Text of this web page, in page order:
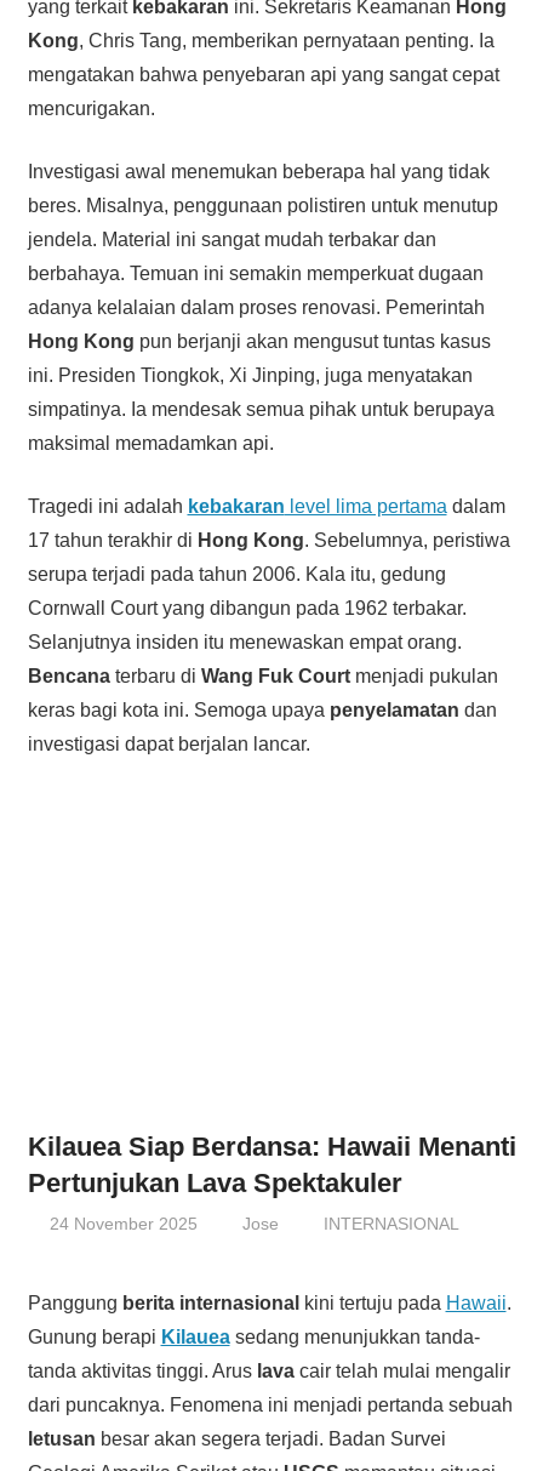
yang terkait kebakaran ini. Sekretaris Keamanan Hong
Kong, Chris Tang, memberikan pernyataan penting. Ia
mengatakan bahwa penyebaran api yang sangat cepat
mencurigakan.
Investigasi awal menemukan beberapa hal yang tidak
beres. Misalnya, penggunaan polistiren untuk menutup
jendela. Material ini sangat mudah terbakar dan
berbahaya. Temuan ini semakin memperkuat dugaan
adanya kelalaian dalam proses renovasi. Pemerintah
Hong Kong pun berjanji akan mengusut tuntas kasus
ini. Presiden Tiongkok, Xi Jinping, juga menyatakan
simpatinya. Ia mendesak semua pihak untuk berupaya
maksimal memadamkan api.
Tragedi ini adalah kebakaran level lima pertama dalam
17 tahun terakhir di Hong Kong. Sebelumnya, peristiwa
serupa terjadi pada tahun 2006. Kala itu, gedung
Cornwall Court yang dibangun pada 1962 terbakar.
Selanjutnya insiden itu menewaskan empat orang.
Bencanaterbaru di Wang Fuk Courtmenjadi pukulan
keras bagi kota ini. Semoga upaya penyelamatan dan
investigasi dapat berjalan lancar.
Kilauea Siap Berdansa: Hawaii Menanti
Pertunjukan Lava Spektakuler
24 November 2025 Jose INTERNASIONAL
Panggung berita internasional kini tertuju pada Hawaii.
Gunung berapi Kilaueasedang menunjukkan tanda-
tanda aktivitas tinggi. Arus lavacair telah mulai mengalir
dari puncaknya. Fenomena ini menjadi pertanda sebuah
letusan besar akan segera terjadi. Badan Survei